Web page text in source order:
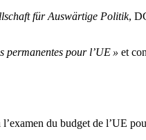
für Auswärtige Politik,
permanentes pour l’UE » et
du budget de l’UE